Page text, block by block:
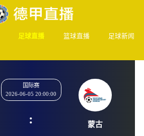
足球直播 篮球直播
足球新闻